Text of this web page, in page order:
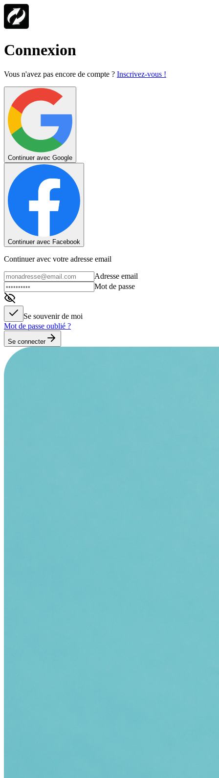
Connexion
Vous n'avez pas encore de compte ? Inscrivez-vous !
Continuer avec Google
Continuer avec Facebook
Continuer avec votre adresse email
Adresse email
Mot de passe
Se souvenir de moi
Mot de passe oublié ?
Se connecter